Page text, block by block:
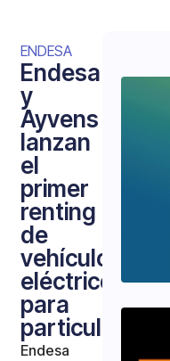
ENDESA
Endesa
y
Ayvens
lanzan
el
primer
renting
de
vehículos
eléctricos
para
particulares
Endesa